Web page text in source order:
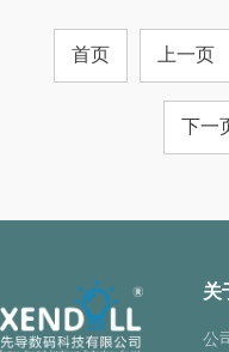
首页 上一页
下一
关
公